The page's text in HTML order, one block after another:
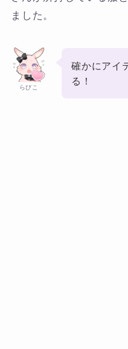
ました。
らびこ
確かにアイ
る！